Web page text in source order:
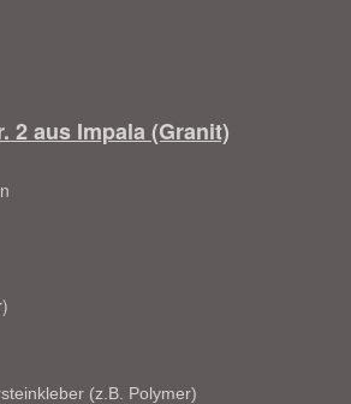
2 aus Impala (Granit)
(z.B. Polymer)